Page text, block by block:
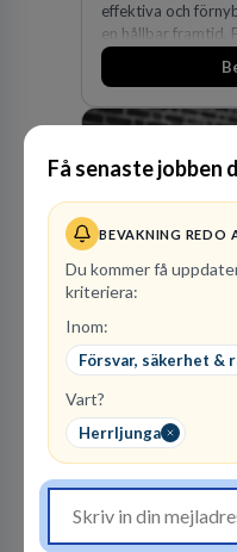
Få senaste jobben
BEVAKNING REDO
Du kommer få
kriteriera:
Inom:
Vart?
Herrljunga
effektiva och
en hållbar framtid.
fler medarbetare
2
Vår kombination
affärsjuridik gör
affärsjuridisk
kunskapsintensiva
expertis inom IP-